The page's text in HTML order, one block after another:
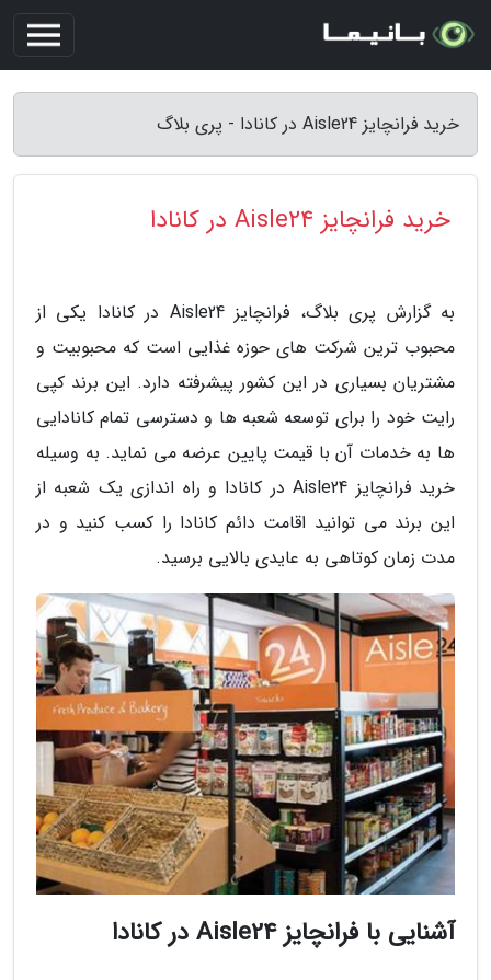
خرید فرانچایز Aisle24 در کانادا - پری بلاگ
خرید فرانچایز Aisle24 در کانادا
به گزارش پری بلاگ، فرانچایز Aisle24 در کانادا یکی از
محبوب ترین شرکت های حوزه غذایی است که محبوبیت و
مشتریان بسیاری در این کشور پیشرفته دارد. این برند کپی
رایت خود را برای توسعه شعبه ها و دسترسی تمام کانادایی
ها به خدمات آن با قیمت پایین عرضه می نماید. به وسیله
خرید فرانچایز Aisle24 در کانادا و راه اندازی یک شعبه از
این برند می توانید اقامت دائم کانادا را کسب کنید و در
مدت زمان کوتاهی به عایدی بالایی برسید.
آشنایی با فرانچایز Aisle24 در کانادا